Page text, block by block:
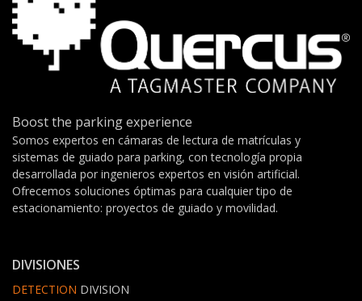
Boost the parking experience
Somos expertos en cámaras de lectura de matrículas y
sistemas de guiado para parking, con tecnología propia
desarrollada por ingenieros expertos en visión artificial.
Ofrecemos soluciones óptimas para cualquier tipo de
estacionamiento: proyectos de guiado y movilidad.
DIVISIONES
DETECTION DIVISION